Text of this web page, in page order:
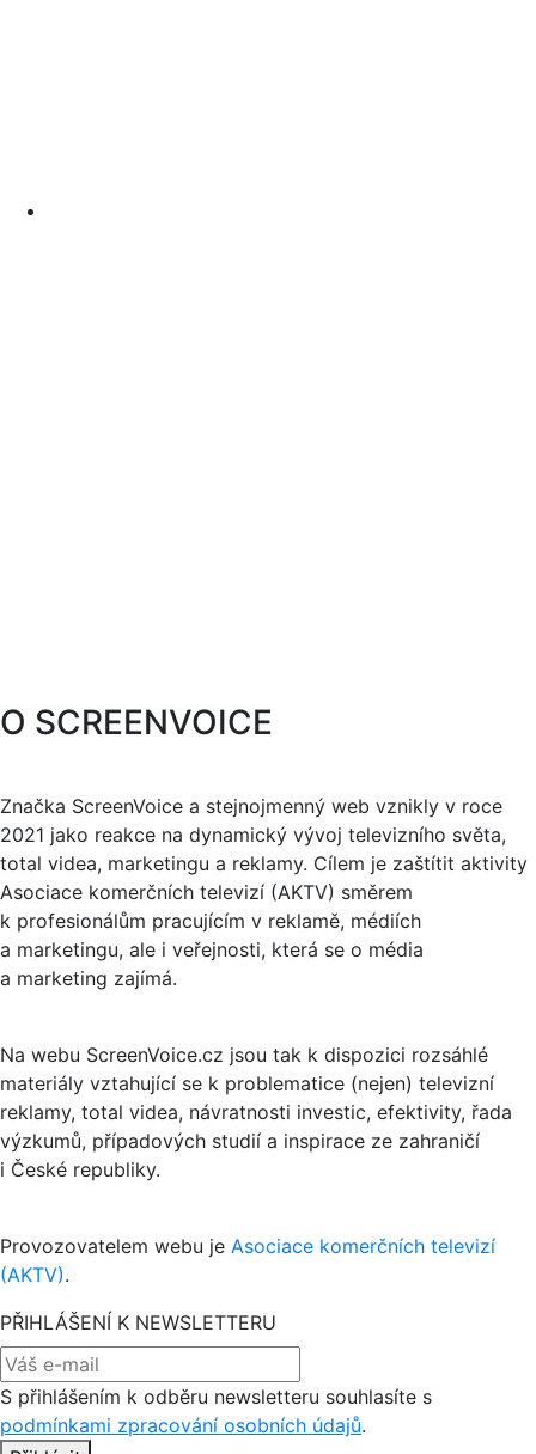
O SCREENVOICE
Značka ScreenVoice a stejnojmenný web vznikly v roce
2021 jako reakce na dynamický vývoj televizního světa,
total videa, marketingu a reklamy. Cílem je zaštítit aktivity
Asociace komerčních televizí (AKTV) směrem
k profesionálům pracujícím v reklamě, médiích
a marketingu, ale i veřejnosti, která se o média
a marketing zajímá.
Na webu ScreenVoice.cz jsou tak k dispozici rozsáhlé
materiály vztahující se k problematice (nejen) televizní
reklamy, total videa, návratnosti investic, efektivity, řada
výzkumů, případových studií a inspirace ze zahraničí
i České republiky.
Provozovatelem webu je Asociace komerčních televizí
(AKTV).
PŘIHLÁŠENÍ K NEWSLETTERU
S přihlášením k odběru newsletteru souhlasíte s
podmínkami zpracování osobních údajů.